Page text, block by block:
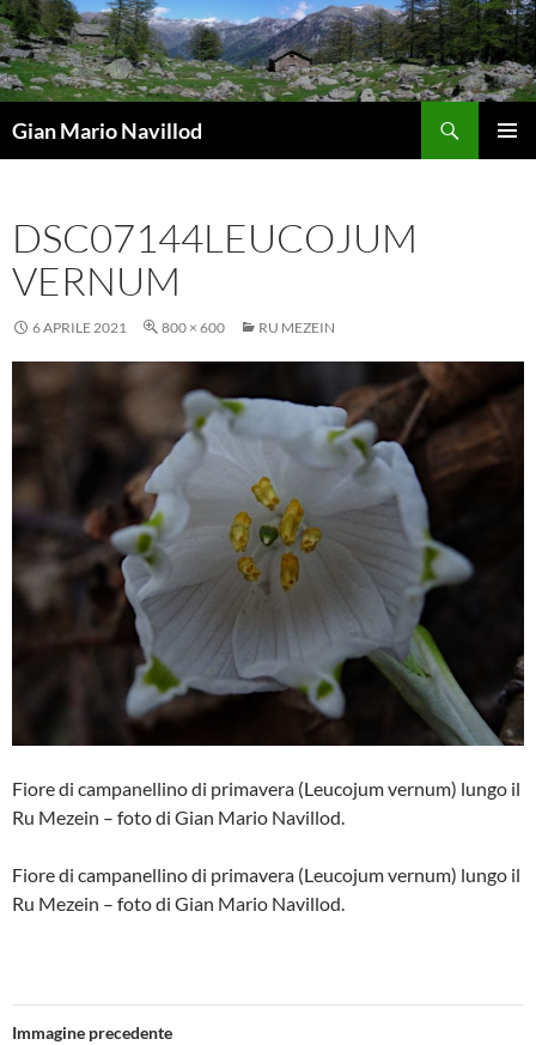
Vai
al
contenuto
Gian Mario Navillod
DSC07144LEUCOJUM
VERNUM
6 APRILE 2021 800 × 600 RU MEZEIN
Fiore di campanellino di primavera (Leucojum vernum) lungo il
Ru Mezein – foto di Gian Mario Navillod.
Fiore di campanellino di primavera (Leucojum vernum) lungo il
Ru Mezein – foto di Gian Mario Navillod.
Immagine precedente